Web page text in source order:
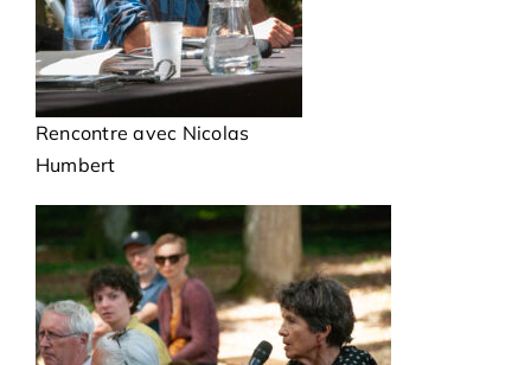
Rencontre avec Nicolas
Humbert